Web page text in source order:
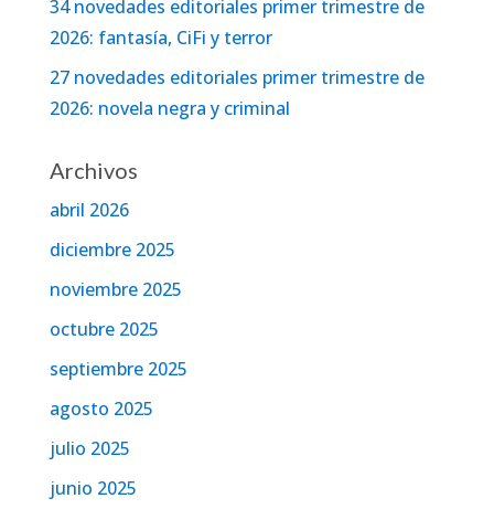
34 novedades editoriales primer trimestre de
2026: fantasía, CiFi y terror
27 novedades editoriales primer trimestre de
2026: novela negra y criminal
Archivos
abril 2026
diciembre 2025
noviembre 2025
octubre 2025
septiembre 2025
agosto 2025
julio 2025
junio 2025